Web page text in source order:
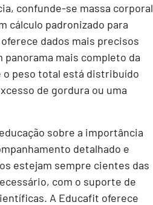
confunde-se massa corporal
cálculo padronizado para
dados mais precisos
mais completo da
o peso total está distribuído
de gordura ou uma
sobre a importância
detalhado e
estejam sempre cientes das
com o suporte de
A Educafit oferece